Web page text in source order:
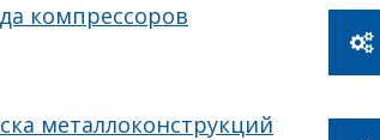
компрессоров
металлоконструкций